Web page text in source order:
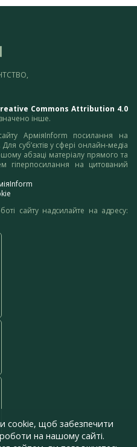
Commons Attribution 4.0
інше.
АрміяInform посилання на
Для суб’єктів у сфері онлайн-медіа
абзаці матеріалу прямого та
гіперпосилання на цитований
сайту надсилайте на адресу:
cookie, щоб забезпечити
на нашому сайті.